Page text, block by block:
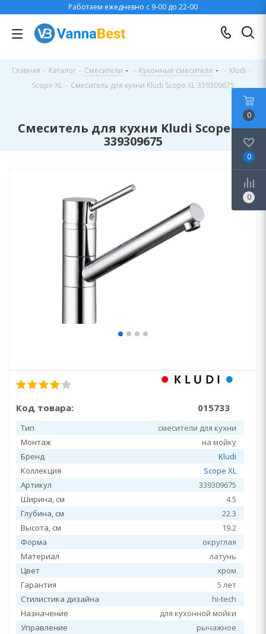
Работаем ежедневно с 9-00 до 22-00
Главная - Каталог - Смесители - Кухонные смесители - Kludi -
Scope XL - Смеситель для кухни Kludi Scope XL 339309675
Смеситель для кухни Kludi Scope XL
339309675
Код товара: 015733
Тип
смесители для кухни
Монтаж
на мойку
Бренд
Kludi
Коллекция
Scope XL
Артикул
339309675
Ширина, см
4.5
Глубина, см
22.3
Высота, см
19.2
Форма
округлая
Материал
латунь
Цвет
хром
Гарантия
5 лет
Стилистика дизайна
hi-tech
Назначение
для кухонной мойки
Управление
рычажное
0
0
0